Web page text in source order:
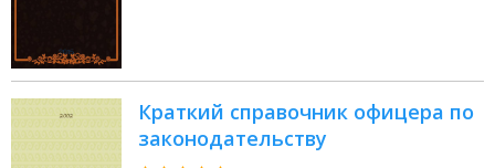
Краткий справочник офицера по
законодательству